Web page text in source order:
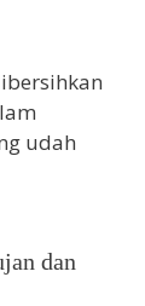
udah
dan